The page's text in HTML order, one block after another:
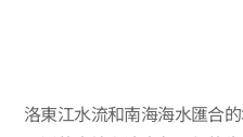
洛東江水流和南海海水匯合的